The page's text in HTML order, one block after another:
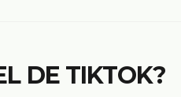
DE TIKTOK?